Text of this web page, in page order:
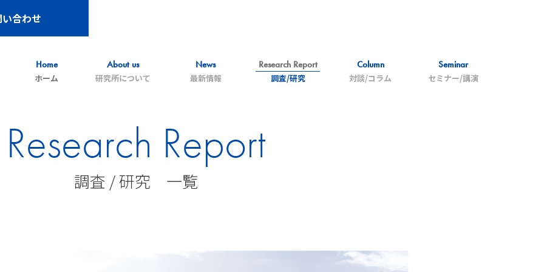
合わせ
Home
ホーム
About us
研究所について
News
最新情報
Research Report
調査/研究
Column
対談/コラム
Seminar
セミナー/講演
Research Report
調査 / 研究 一覧